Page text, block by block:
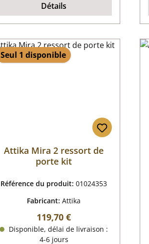
Détails
Seul 1 disponible
Attika Mira 2 ressort de
porte kit
Référence du produit:01024353
Fabricant:Attika
Prix régulier :
119,70 €
Disponible, délai de livraison :
4-6 jours